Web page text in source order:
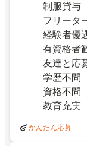
制服貸与
フリータ
経験者優
有資格者
友達と応
学歴不問
資格不問
教育充実
かんたん応募